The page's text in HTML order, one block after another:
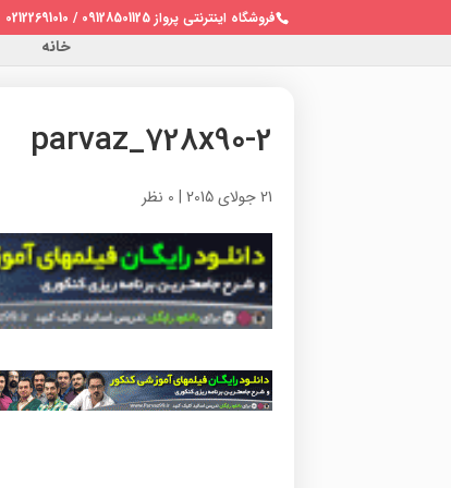
فروشگاه اینترنتی پرواز 09128501125 / 02122691010
خانه
parvaz_728x90-2
21 جولای 2015 | 0 نظر